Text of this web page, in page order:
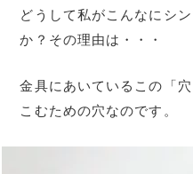
どうして私がこんなにシ
か？その理由は・・・
金具にあいているこの「
こむための穴なのです。